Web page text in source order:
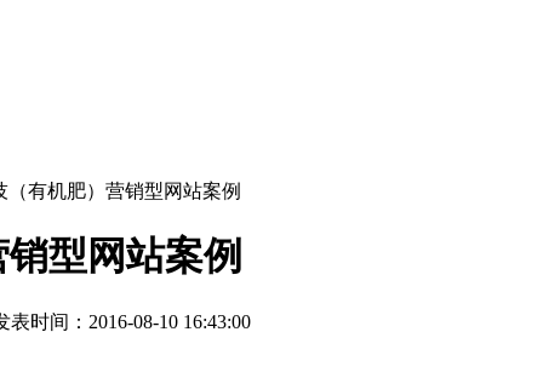
有机肥）营销型网站案例
型网站案例
表时间：2016-08-10 16:43:00